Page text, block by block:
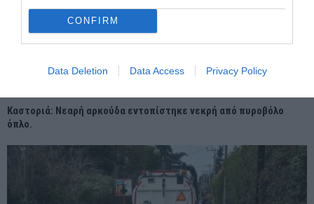
CONFIRM
Data Deletion Data Access Privacy Policy
Καστοριά: Νεαρή αρκούδα εντοπίστηκε νεκρή από πυροβόλο
όπλο.